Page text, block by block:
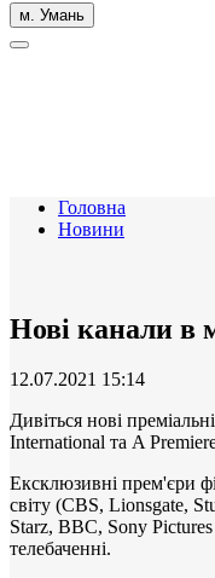
м. Умань
Головна
Новини
Нові канали в
12.07.2021 15:14
Дивіться нові
International та A
Ексклюзивні прем'єри
світу (CBS, Lionsgate,
Starz, BBC, Sony Pictures
телебаченні.